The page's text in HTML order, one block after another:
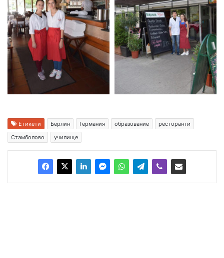
Етикети Берлин Германия образование
ресторанти
Стамболово
училище